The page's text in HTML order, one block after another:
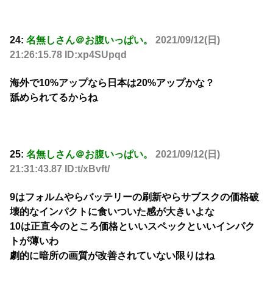
24: 名無しさん＠お腹いっぱい。
2021/09/12(日)
21:26:15.78 ID:xp4SUpqd
海外で10%アップなら日本は20%アップかな？
舐められてるからね
25: 名無しさん＠お腹いっぱい。
2021/09/12(日)
21:31:43.87 ID:t/xBvft/
9はフォルムやらバッテリーの刷新やらサブスクの価格破
壊的なインパクトに食いついた感が大きいよな
10は正直今のところ価格といいスペックといいインパク
トが薄いわ
劇的に暗所の画質が改善されていない限りはね